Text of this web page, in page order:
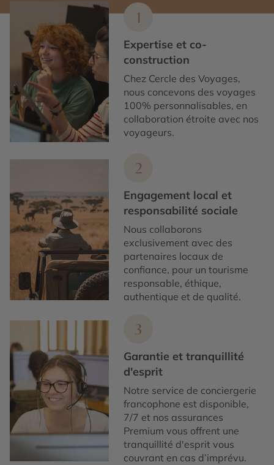
1
Expertise et co-
construction
Chez Cercle des Voyages,
nous concevons des voyages
100% personnalisables, en
collaboration étroite avec nos
voyageurs.
2
Engagement local et
responsabilité sociale
Nous collaborons
exclusivement avec des
partenaires locaux de
confiance, pour un tourisme
responsable, éthique,
authentique et de qualité.
3
Garantie et tranquillité
d'esprit
Notre service de conciergerie
francophone est disponible,
7/7 et nos assurances
Premium vous offrent une
tranquillité d'esprit vous
couvrant en cas d’imprévu.